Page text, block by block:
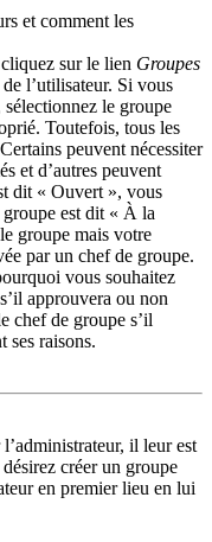
et comment les
sur le lien Groupes
l’utilisateur. Si vous
le groupe
Toutefois, tous les
peuvent nécessiter
et d’autres peuvent
dit « Ouvert », vous
est dit « À la
groupe mais votre
par un chef de groupe.
vous souhaitez
approuvera ou non
chef de groupe s’il
ses raisons.
il leur est
créer un groupe
en premier lieu en lui